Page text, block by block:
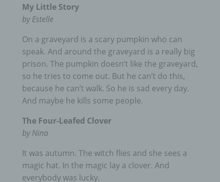
My Little Story
by Estelle
On a graveyard is a scary pumpkin who can
speak. And around the graveyard is a really big
prison. The pumpkin doesn’t like the graveyard,
so he tries to come out. But he can’t do this,
because he can’t walk. So he is sad every day.
And maybe he kills some people.
The Four-Leafed Clover
by Nina
It was autumn. The witch flies and she sees a
magic hat. In the magic lay a clover. And
everybody was lucky.